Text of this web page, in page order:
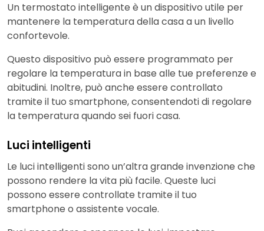
Un termostato intelligente è un dispositivo utile per
mantenere la temperatura della casa a un livello
confortevole.
Questo dispositivo può essere programmato per
regolare la temperatura in base alle tue preferenze e
abitudini. Inoltre, può anche essere controllato
tramite il tuo smartphone, consentendoti di regolare
la temperatura quando sei fuori casa.
Luci intelligenti
Le luci intelligenti sono un’altra grande invenzione che
possono rendere la vita più facile. Queste luci
possono essere controllate tramite il tuo
smartphone o assistente vocale.